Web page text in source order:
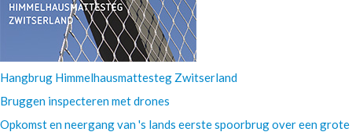
Hangbrug Himmelhausmattesteg Zwitserland
Bruggen inspecteren met drones
Opkomst en neergang van 's lands eerste spoorbrug over een grote